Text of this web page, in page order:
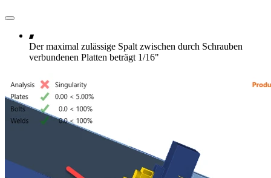
Der maximal zulässige Spalt zwischen durch Schrauben
verbundenen Platten beträgt 1/16"